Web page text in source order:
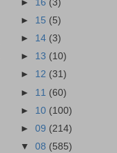
► 16 (3)
► 15 (5)
► 14 (3)
► 13 (10)
► 12 (31)
► 11 (60)
► 10 (100)
► 09 (214)
▼ 08 (585)